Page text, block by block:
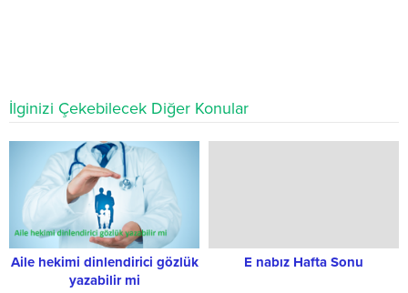
İlginizi Çekebilecek Diğer Konular
Aile hekimi dinlendirici gözlük
yazabilir mi
E nabız Hafta Sonu